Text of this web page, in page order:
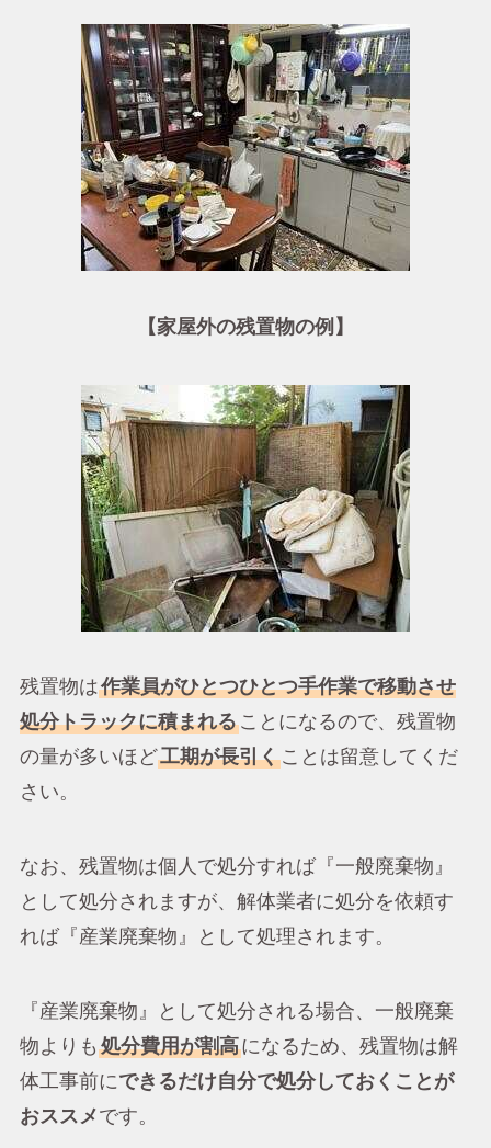
【家屋外の残置物の例】
残置物は作業員がひとつひとつ手作業で移動させ
処分トラックに積まれることになるので、残置物
の量が多いほど工期が長引くことは留意してくだ
さい。
なお、残置物は個人で処分すれば『一般廃棄物』
として処分されますが、解体業者に処分を依頼す
れば『産業廃棄物』として処理されます。
『産業廃棄物』として処分される場合、一般廃棄
物よりも 処分費用が割高になるため、残置物は解
体工事前にできるだけ自分で処分しておくことが
おススメ です。